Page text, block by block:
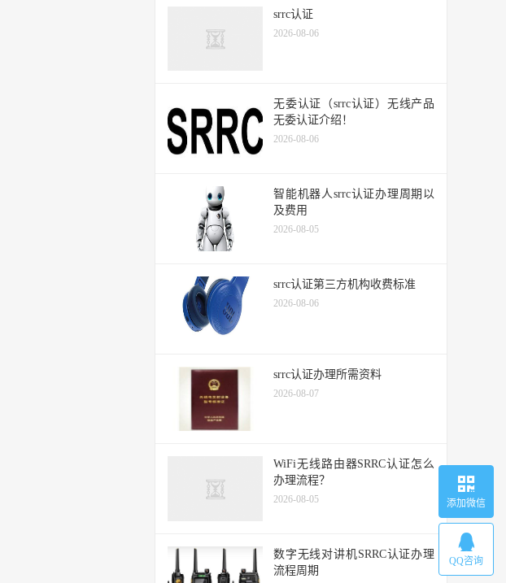
srrc认证
2026-08-06
无委认证（srrc认证）无线产品
无委认证介绍！
2026-08-06
智能机器人srrc认证办理周期以
及费用
2026-08-05
srrc认证第三方机构收费标准
2026-08-06
srrc认证办理所需资料
2026-08-07
WiFi无线路由器SRRC认证怎么
办理流程？
2026-08-05
数字无线对讲机SRRC认证办理
流程周期
添加微信
QQ咨询